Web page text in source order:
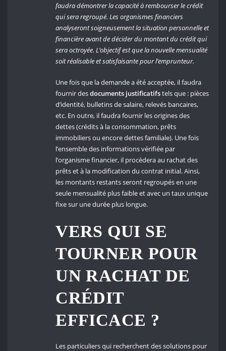
faudra démontrer la capacité à rembourser le crédit
qui sera regroupé. Les organismes financiers
analyseront soigneusement la situation personnelle et
financière avant de décider du montant du crédit qui
sera octroyée. L’objectif est que la nouvelle mensualité
soit réalisable et satisfaisante pour l’emprunteur.
Une fois que la demande a été acceptée, il faudra
fournir desdocuments justificatifstels que : pièces
d’identité, bulletins de salaire, relevés bancaires,
etc. En outre, il faudra fournir les origines des
dettes (crédits à la consommation, prêts
immobiliers ou encore dettes familiale). Une fois
l’ensemble des informations vérifiée par
l’organisme financier, il procèdera au rachat des
prêts et à la modification du contrat initial. Ainsi,
les montants restants seront regroupés en une
seule mensualité plus faible et avec un taux unique
fixe sur une durée plus longue.
VERS QUI SE
TOURNER POUR
UN RACHAT DE
CRÉDIT
EFFICACE ?
Les particuliers qui recherchent des solutions pour